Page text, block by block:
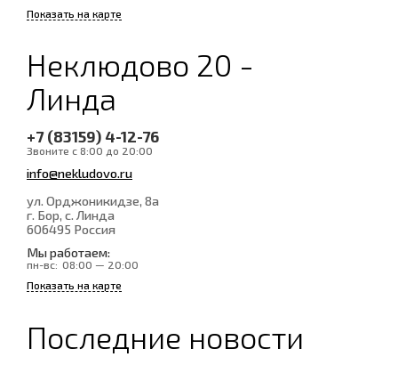
Показать на карте
Неклюдово 20 -
Линда
+7 (83159) 4-12-76
Звоните с 8:00 до 20:00
info@nekludovo.ru
ул. Орджоникидзе, 8а
г. Бор, с. Линда
606495 Россия
Мы работаем:
пн-вс: 08:00 — 20:00
Показать на карте
Последние новости